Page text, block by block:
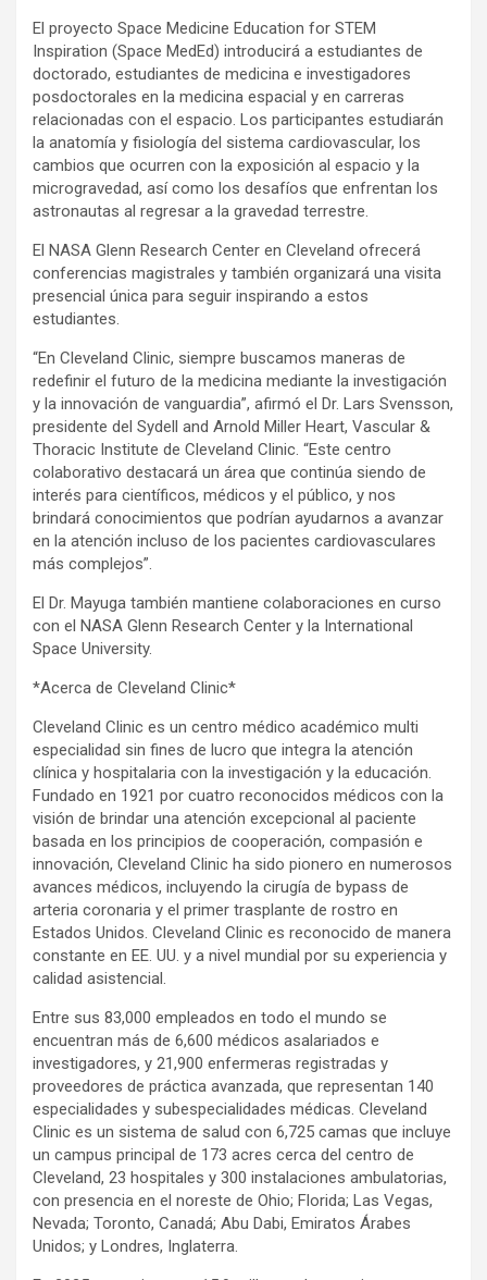
El proyecto Space Medicine Education for STEM
Inspiration (Space MedEd) introducirá a estudiantes de
doctorado, estudiantes de medicina e investigadores
posdoctorales en la medicina espacial y en carreras
relacionadas con el espacio. Los participantes estudiarán
la anatomía y fisiología del sistema cardiovascular, los
cambios que ocurren con la exposición al espacio y la
microgravedad, así como los desafíos que enfrentan los
astronautas al regresar a la gravedad terrestre.
El NASA Glenn Research Center en Cleveland ofrecerá
conferencias magistrales y también organizará una visita
presencial única para seguir inspirando a estos
estudiantes.
“En Cleveland Clinic, siempre buscamos maneras de
redefinir el futuro de la medicina mediante la investigación
y la innovación de vanguardia”, afirmó el Dr. Lars Svensson,
presidente del Sydell and Arnold Miller Heart, Vascular &
Thoracic Institute de Cleveland Clinic. “Este centro
colaborativo destacará un área que continúa siendo de
interés para científicos, médicos y el público, y nos
brindará conocimientos que podrían ayudarnos a avanzar
en la atención incluso de los pacientes cardiovasculares
más complejos”.
El Dr. Mayuga también mantiene colaboraciones en curso
con el NASA Glenn Research Center y la International
Space University.
*Acerca de Cleveland Clinic*
Cleveland Clinic es un centro médico académico multi
especialidad sin fines de lucro que integra la atención
clínica y hospitalaria con la investigación y la educación.
Fundado en 1921 por cuatro reconocidos médicos con la
visión de brindar una atención excepcional al paciente
basada en los principios de cooperación, compasión e
innovación, Cleveland Clinic ha sido pionero en numerosos
avances médicos, incluyendo la cirugía de bypass de
arteria coronaria y el primer trasplante de rostro en
Estados Unidos. Cleveland Clinic es reconocido de manera
constante en EE. UU. y a nivel mundial por su experiencia y
calidad asistencial.
Entre sus 83,000 empleados en todo el mundo se
encuentran más de 6,600 médicos asalariados e
investigadores, y 21,900 enfermeras registradas y
proveedores de práctica avanzada, que representan 140
especialidades y subespecialidades médicas. Cleveland
Clinic es un sistema de salud con 6,725 camas que incluye
un campus principal de 173 acres cerca del centro de
Cleveland, 23 hospitales y 300 instalaciones ambulatorias,
con presencia en el noreste de Ohio; Florida; Las Vegas,
Nevada; Toronto, Canadá; Abu Dabi, Emiratos Árabes
Unidos; y Londres, Inglaterra.